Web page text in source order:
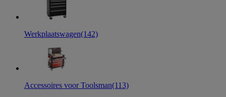
Werkplaatswagen(142)
Accessoires voor Toolsman(113)